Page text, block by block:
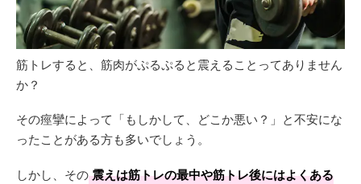
筋トレすると、筋肉がぷるぷると震えることってありません
か？
その痙攣によって「もしかして、どこか悪い？」と不安にな
ったことがある方も多いでしょう。
しかし、その震えは筋トレの最中や筋トレ後にはよくある